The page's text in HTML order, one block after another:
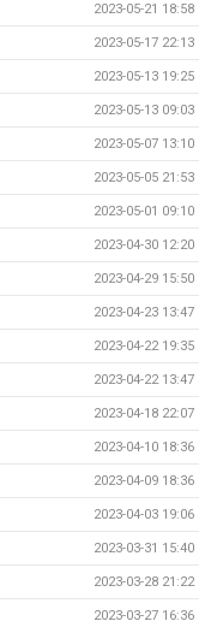
2023-05-21 18:58
2023-05-17 22:13
2023-05-13 19:25
2023-05-13 09:03
2023-05-07 13:10
2023-05-05 21:53
2023-05-01 09:10
2023-04-30 12:20
2023-04-29 15:50
2023-04-23 13:47
2023-04-22 19:35
2023-04-22 13:47
2023-04-18 22:07
2023-04-10 18:36
2023-04-09 18:36
2023-04-03 19:06
2023-03-31 15:40
2023-03-28 21:22
2023-03-27 16:36